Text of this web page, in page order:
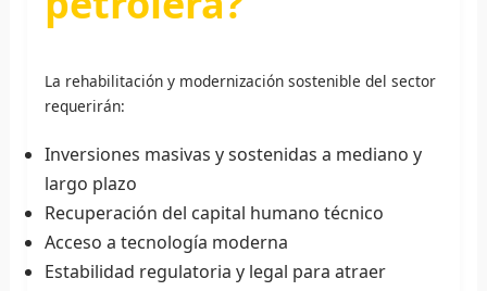
La rehabilitación y modernización sostenible del sector
requerirán:
Inversiones masivas y sostenidas a mediano y
largo plazo
Recuperación del capital humano técnico
Acceso a tecnología moderna
Estabilidad regulatoria y legal para atraer